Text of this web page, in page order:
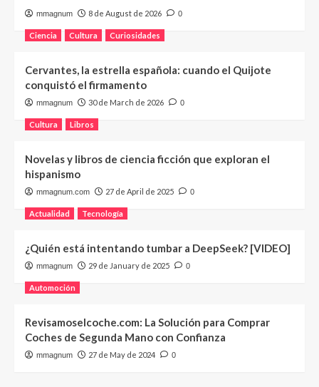
mmagnum 8 de August de 2026 0
Ciencia Cultura Curiosidades
Cervantes, la estrella española: cuando el Quijote
conquistó el firmamento
mmagnum 30 de March de 2026 0
Cultura Libros
Novelas y libros de ciencia ficción que exploran el
hispanismo
mmagnum.com 27 de April de 2025 0
Actualidad Tecnología
¿Quién está intentando tumbar a DeepSeek? [VIDEO]
mmagnum 29 de January de 2025 0
Automoción
Revisamoselcoche.com: La Solución para Comprar
Coches de Segunda Mano con Confianza
mmagnum 27 de May de 2024 0